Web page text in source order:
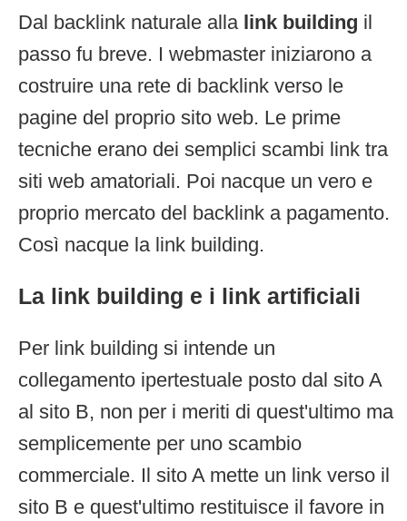
Dal backlink naturale alla link building il
passo fu breve. I webmaster iniziarono a
costruire una rete di backlink verso le
pagine del proprio sito web. Le prime
tecniche erano dei semplici scambi link tra
siti web amatoriali. Poi nacque un vero e
proprio mercato del backlink a pagamento.
Così nacque la link building.
La link building e i link artificiali
Per link building si intende un
collegamento ipertestuale posto dal sito A
al sito B, non per i meriti di quest'ultimo ma
semplicemente per uno scambio
commerciale. Il sito A mette un link verso il
sito B e quest'ultimo restituisce il favore in